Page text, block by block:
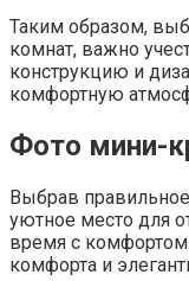
Таким образом,
комнат, важно
конструкцию и
комфортную
Фото мини-
Выбрав
уютное место для
время с
комфорта и